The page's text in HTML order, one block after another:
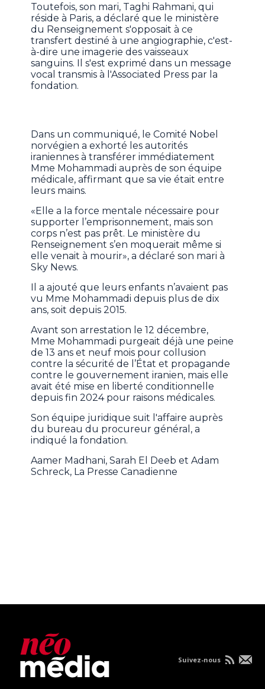
Toutefois, son mari, Taghi Rahmani, qui
réside à Paris, a déclaré que le ministère
du Renseignement s'opposait à ce
transfert destiné à une angiographie, c'est-
à-dire une imagerie des vaisseaux
sanguins. Il s'est exprimé dans un message
vocal transmis à l'Associated Press par la
fondation.
Dans un communiqué, le Comité Nobel
norvégien a exhorté les autorités
iraniennes à transférer immédiatement
Mme Mohammadi auprès de son équipe
médicale, affirmant que sa vie était entre
leurs mains.
«Elle a la force mentale nécessaire pour
supporter l’emprisonnement, mais son
corps n’est pas prêt. Le ministère du
Renseignement s’en moquerait même si
elle venait à mourir», a déclaré son mari à
Sky News.
Il a ajouté que leurs enfants n’avaient pas
vu Mme Mohammadi depuis plus de dix
ans, soit depuis 2015.
Avant son arrestation le 12 décembre,
Mme Mohammadi purgeait déjà une peine
de 13 ans et neuf mois pour collusion
contre la sécurité de l’État et propagande
contre le gouvernement iranien, mais elle
avait été mise en liberté conditionnelle
depuis fin 2024 pour raisons médicales.
Son équipe juridique suit l'affaire auprès
du bureau du procureur général, a
indiqué la fondation.
Aamer Madhani, Sarah El Deeb et Adam
Schreck, La Presse Canadienne
Suivez-nous